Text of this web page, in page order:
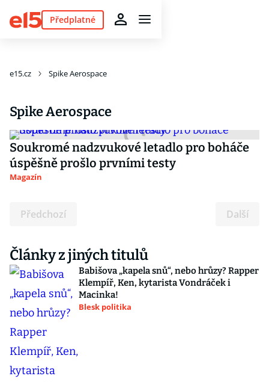
Předplatné
e15.cz Spike Aerospace
Spike Aerospace
Soukromé nadzvukové letadlo pro boháče
úspěšně prošlo prvními testy
Magazín
Předchozí Další
Články z jiných titulů
Babišova „kapela snů“, nebo hrůzy? Rapper
Klempíř, Ken, kytarista Vondráček i
Macinka!
Blesk politika